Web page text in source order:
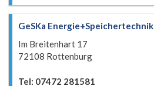
GeSKa Energie+Speichertechnik
Im Breitenhart 17
72108 Rottenburg
Tel: 07472 281581